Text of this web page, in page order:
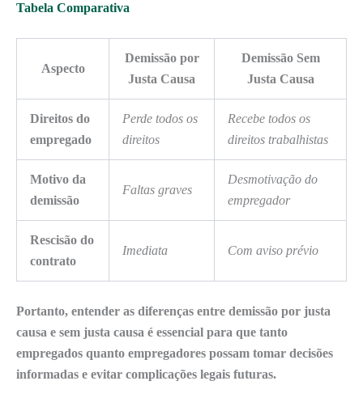
Tabela Comparativa
Aspecto
Demissão por
Justa Causa
Demissão Sem
Justa Causa
Direitos do
empregado
Perde todos os
direitos
Recebe todos os
direitos trabalhistas
Motivo da
demissão
Faltas graves
Desmotivação do
empregador
Rescisão do
contrato
Imediata Com aviso prévio
Portanto, entender as diferenças entre demissão por justa
causa e sem justa causa é essencial para que tanto
empregados quanto empregadores possam tomar decisões
informadas e evitar complicações legais futuras.